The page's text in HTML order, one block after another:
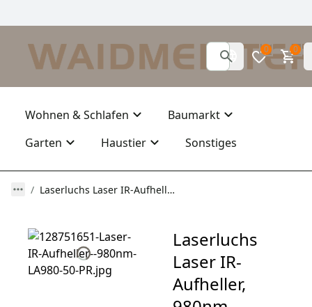
0 0
Wohnen & Schlafen
Baumarkt
Garten
Haustier Sonstiges
Laserluchs Laser IR-Aufheller, 980nm LA980-50-PRO-II
Laserluchs
Laser IR-
Aufheller,